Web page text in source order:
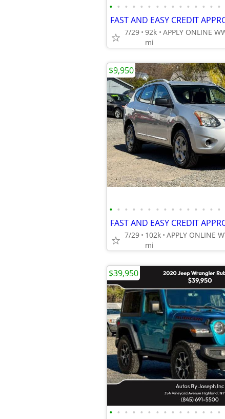
• • • • • • • • • • • • • • •
7/29 92k
mi
• • • • • • • • • • • • • • •
7/29
102k
mi
$9,950
• • • • • • • • • • • • • • •
$39,950